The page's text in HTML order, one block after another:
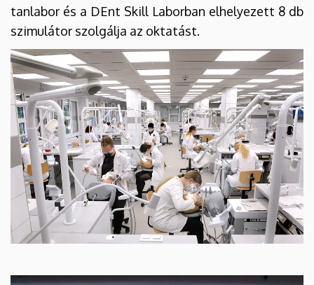
tanlabor és a DEnt Skill Laborban elhelyezett 8 db
szimulátor szolgálja az oktatást.